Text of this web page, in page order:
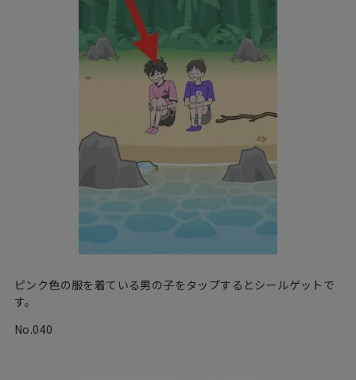
ピンク色の服を着ている男の子をタップするとシールゲットで
す。
No.040